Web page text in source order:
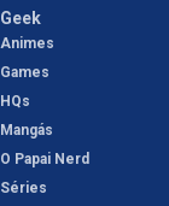
Geek
Animes
Games
HQs
Mangás
O Papai Nerd
Séries